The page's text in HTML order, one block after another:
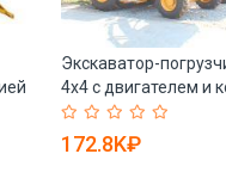
Экскаватор-
4x4 с двигателем и
Китай (арт. 25-
172.8K₽